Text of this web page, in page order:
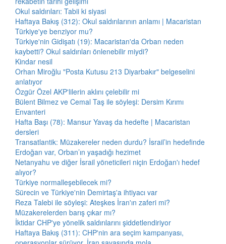
Okul saldırıları: Tabii ki siyasi
Haftaya Bakış (312): Okul saldırılarının anlamı | Macaristan
Türkiye'ye benziyor mu?
Türkiye'nin Gidişatı (19): Macaristan'da Orban neden
kaybetti? Okul saldırıları önlenebilir miydi?
Kindar nesil
Orhan Miroğlu "Posta Kutusu 213 Diyarbakır" belgeselini
anlatıyor
Özgür Özel AKP'lilerin aklını çelebilir mi
Bülent Bilmez ve Cemal Taş ile söyleşi: Dersim Kırımı
Envanteri
Hafta Başı (78): Mansur Yavaş da hedefte | Macaristan
dersleri
Transatlantik: Müzakereler neden durdu? İsrail’in hedefinde
Erdoğan var, Orban’ın yaşadığı hezimet
Netanyahu ve diğer İsrail yöneticileri niçin Erdoğan'ı hedef
alıyor?
Türkiye normalleşebilecek mi?
Sürecin ve Türkiye'nin Demirtaş'a ihtiyacı var
Reza Talebi ile söyleşi: Ateşkes İran'ın zaferi mi?
Müzakerelerden barış çıkar mı?
İktidar CHP'ye yönelik saldırılarını şiddetlendiriyor
Haftaya Bakış (311): CHP'nin ara seçim kampanyası,